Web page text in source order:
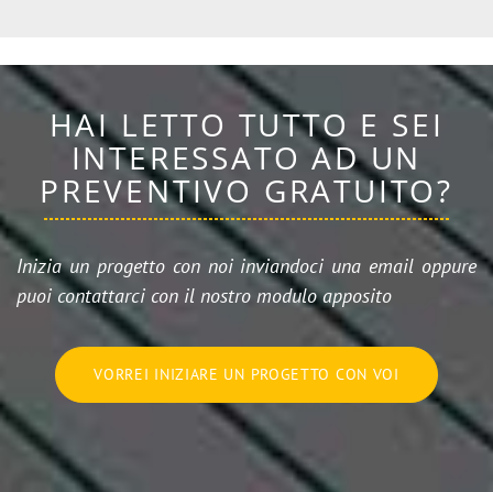
HAI LETTO TUTTO E SEI
INTERESSATO AD UN
PREVENTIVO GRATUITO?
Inizia un progetto con noi inviandoci una email oppure
puoi contattarci con il nostro modulo apposito
VORREI INIZIARE UN PROGETTO CON VOI